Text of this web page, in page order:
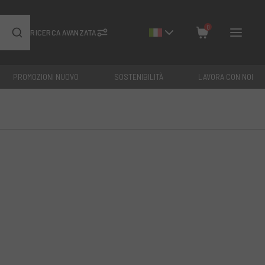
RICERCA AVANZATA
0
Chiudi
PROMOZIONI NUOVO SOSTENIBILITÀ LAVORA CON NOI